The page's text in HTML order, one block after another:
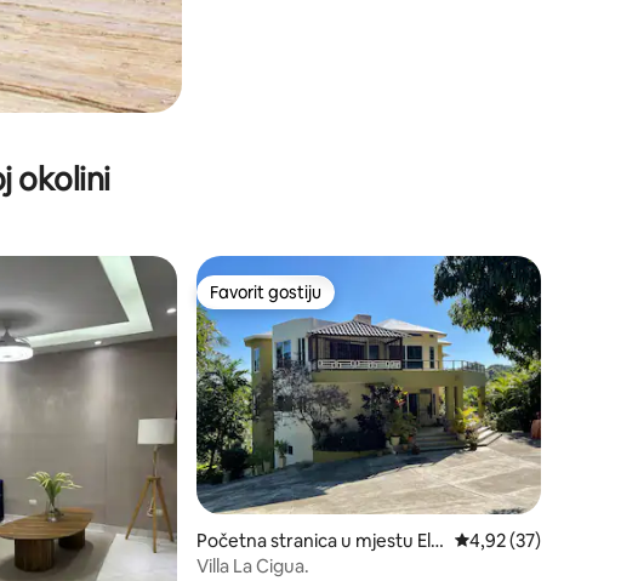
okolini
Favorit gostiju
Favorit gostiju
Početna stranica u mjestu El
Caobal
prosječna ocjena
4,92 (37)
Villa La Cigua.